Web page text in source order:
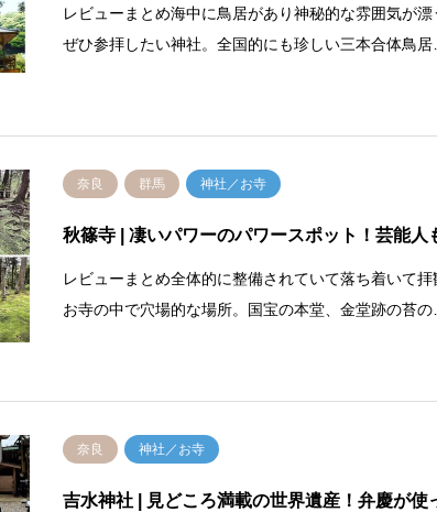
レビューまとめ海中に鳥居があり神秘的な雰囲気が
ぜひ参拝したい神社。全国的にも珍しい三本合体鳥居
奈良 群馬 神社／お寺
秋篠寺 | 凄いパワーのパワースポット！芸能
レビューまとめ全体的に整備されていて落ち着いて
お寺の中で穴場的な場所。国宝の本堂、金堂跡の苔の
奈良 神社／お寺
吉水神社 | 見どころ満載の世界遺産！弁慶が